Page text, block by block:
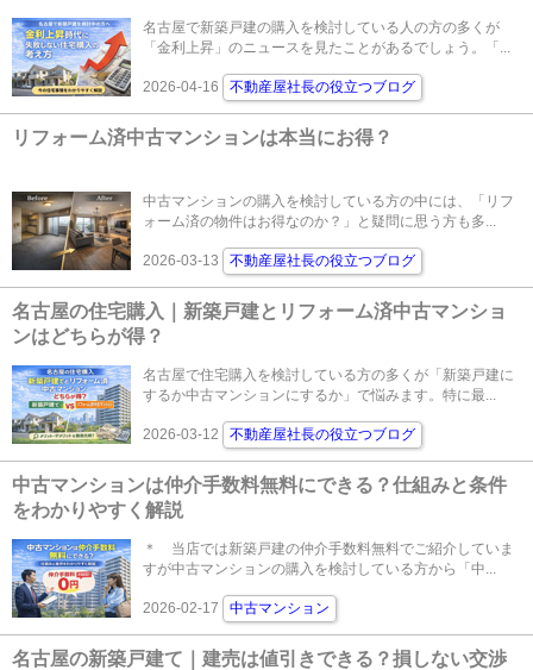
名古屋で新築戸建の購入を検討している人の方の多くが
「金利上昇」のニュースを見たことがあるでしょう。「...
2026-04-16 不動産屋社長の役立つブログ
リフォーム済中古マンションは本当にお得？
中古マンションの購入を検討している方の中には、「リフ
ォーム済の物件はお得なのか？」と疑問に思う方も多...
2026-03-13 不動産屋社長の役立つブログ
名古屋の住宅購入｜新築戸建とリフォーム済中古マンショ
ンはどちらが得？
名古屋で住宅購入を検討している方の多くが「新築戸建に
するか中古マンションにするか」で悩みます。特に最...
2026-03-12 不動産屋社長の役立つブログ
中古マンションは仲介手数料無料にできる？仕組みと条件
をわかりやすく解説
＊ 当店では新築戸建の仲介手数料無料でご紹介していま
すが中古マンションの購入を検討している方から「中...
2026-02-17 中古マンション
名古屋の新築戸建て｜建売は値引きできる？損しない交渉